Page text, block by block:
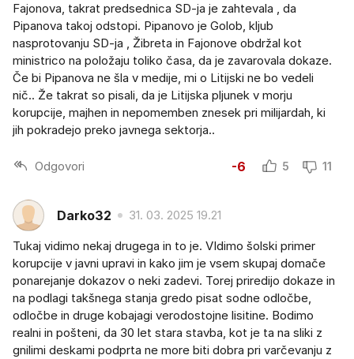
Fajonova, takrat predsednica SD-ja je zahtevala , da
Pipanova takoj odstopi. Pipanovo je Golob, kljub
nasprotovanju SD-ja , Žibreta in Fajonove obdržal kot
ministrico na položaju toliko časa, da je zavarovala dokaze.
Če bi Pipanova ne šla v medije, mi o Litijski ne bo vedeli
nič.. Že takrat so pisali, da je Litijska pljunek v morju
korupcije, majhen in nepomemben znesek pri milijardah, ki
jih pokradejo preko javnega sektorja..
Odgovori -6 5 11
Darko32 31. 03. 2025 19.21
Tukaj vidimo nekaj drugega in to je. VIdimo šolski primer
korupcije v javni upravi in kako jim je vsem skupaj domače
ponarejanje dokazov o neki zadevi. Torej priredijo dokaze in
na podlagi takšnega stanja gredo pisat sodne odločbe,
odločbe in druge kobajagi verodostojne lisitine. Bodimo
realni in pošteni, da 30 let stara stavba, kot je ta na sliki z
gnilimi deskami podprta ne more biti dobra pri varčevanju z